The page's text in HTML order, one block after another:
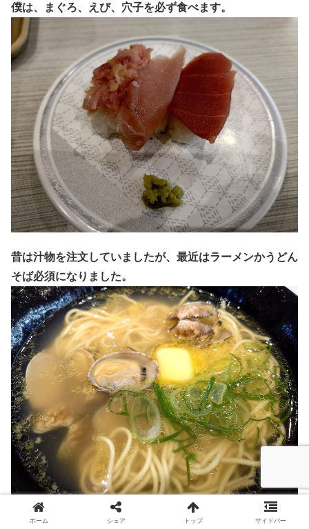
僕は、まぐろ、えび、穴子を必ず食べます。
昔は汁物を注文していましたが、最近はラーメンかうどん
そば必須になりました。
この日は、熊本駅前のイベントで遊んできました。
ホーム シェア トップ サイドバー